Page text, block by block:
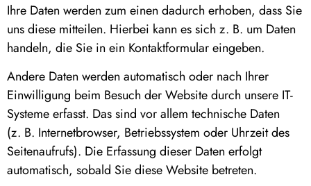
Ihre Daten werden zum einen dadurch erhoben, dass Sie
uns diese mitteilen. Hierbei kann es sich z. B. um Daten
handeln, die Sie in ein Kontaktformular eingeben.
Andere Daten werden automatisch oder nach Ihrer
Einwilligung beim Besuch der Website durch unsere IT-
Systeme erfasst. Das sind vor allem technische Daten
(z. B. Internetbrowser, Betriebssystem oder Uhrzeit des
Seitenaufrufs). Die Erfassung dieser Daten erfolgt
automatisch, sobald Sie diese Website betreten.